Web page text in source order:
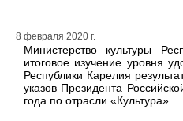
8 февраля 2020 г.
Министерство культуры
итоговое изучение уровня
Республики Карелия
указов Президента
года по отрасли «Культура».